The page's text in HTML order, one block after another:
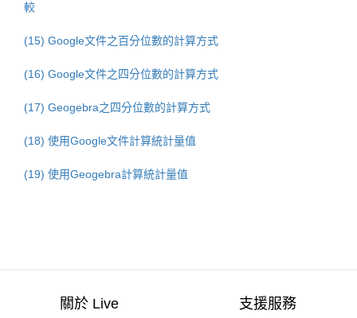
較
(15) Google文件之百分位數的計算方式
(16) Google文件之四分位數的計算方式
(17) Geogebra之四分位數的計算方式
(18) 使用Google文件計算統計量值
(19) 使用Geogebra計算統計量值
關於 Live 支援服務